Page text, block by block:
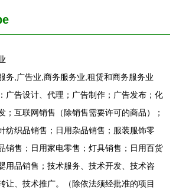
务,广告业,商务服务业,租赁和商务服务业
广告设计、代理；广告制作；广告发布；化
；互联网销售（除销售需要许可的商品）；
纺织品销售；日用杂品销售；服装服饰零
销售；日用家电零售；灯具销售；日用百货
用品销售；技术服务、技术开发、技术咨
让、技术推广。（除依法须经批准的项目